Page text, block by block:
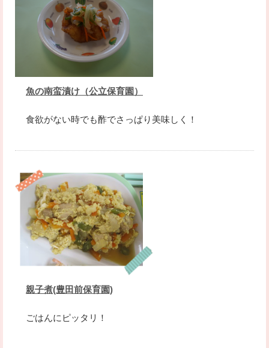
魚の南蛮漬け（公立保育園）
食欲がない時でも酢でさっぱり美味しく！
親子煮(豊田前保育園)
ごはんにピッタリ！